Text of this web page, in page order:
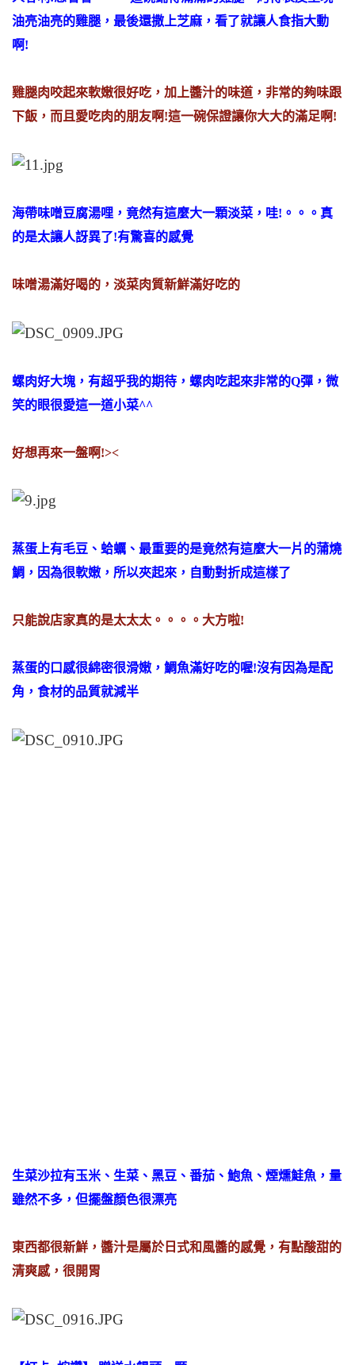
油亮油亮的雞腿，最後還撒上芝麻，看了就讓人食指大動
啊!
雞腿肉咬起來軟嫩很好吃，加上醬汁的味道，非常的夠味跟
下飯，而且愛吃肉的朋友啊!這一碗保證讓你大大的滿足啊!
海帶味噌豆腐湯哩，竟然有這麼大一顆淡菜，哇!。。。真
的是太讓人訝異了!有驚喜的感覺
味噌湯滿好喝的，淡菜肉質新鮮滿好吃的
螺肉好大塊，有超乎我的期待，螺肉吃起來非常的Q彈，微
笑的眼很愛這一道小菜^^
好想再來一盤啊!><
蒸蛋上有毛豆、蛤蠣、最重要的是竟然有這麼大一片的蒲燒
鯛，因為很軟嫩，所以夾起來，自動對折成這樣了
只能說店家真的是太太太。。。。大方啦!
蒸蛋的口感很綿密很滑嫩，鯛魚滿好吃的喔!沒有因為是配
角，食材的品質就減半
生菜沙拉有玉米、生菜、黑豆、番茄、鮑魚、煙燻鮭魚，量
雖然不多，但擺盤顏色很漂亮
東西都很新鮮，醬汁是屬於日式和風醬的感覺，有點酸甜的
清爽感，很開胃